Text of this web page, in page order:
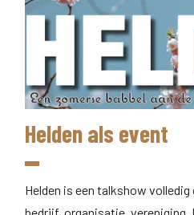
Helden als event
Helden is een talkshow